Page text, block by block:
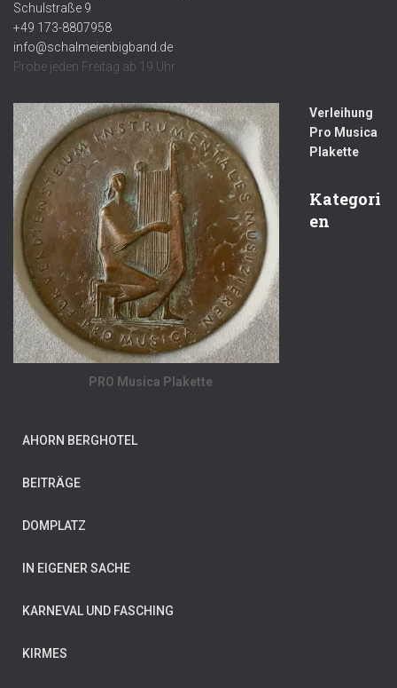
Schulstraße 9
+49 173-8807958
info@schalmeienbigband.de
Probe jeden Freitag ab 19 Uhr
PRO Musica Plakette
Verleihung
Pro Musica
Plakette
Kategori
en
AHORN BERGHOTEL
BEITRÄGE
DOMPLATZ
IN EIGENER SACHE
KARNEVAL UND FASCHING
KIRMES